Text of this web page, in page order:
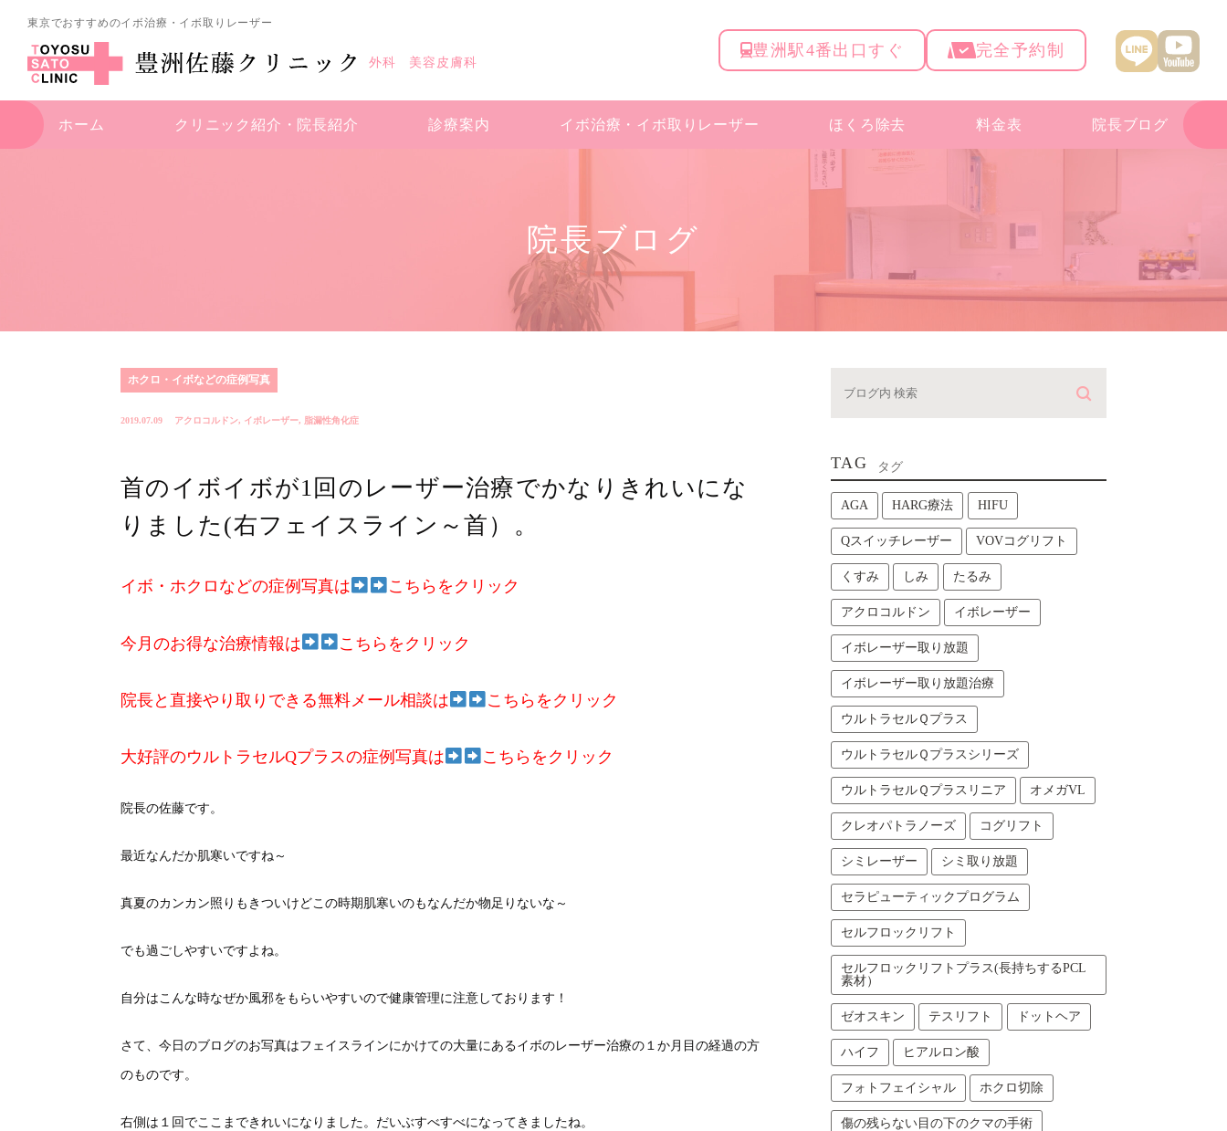
東京でおすすめのイボ治療・イボ取りレーザー
外科 美容皮膚科
豊洲駅4番出口すぐ 完全予約制
ホーム クリニック紹介・ 院長紹介 診療案内 イボ治療・ イボ取りレーザー ほくろ除去 料金表 院長ブログ
院長ブログ
ホクロ・イボなどの症例写真
2019.07.09 アクロコルドン, イボレーザー, 脂漏性角化症
首のイボイボが1回のレーザー治療でかなりきれいにな
りました(右フェイスライン～首）。
イボ・ホクロなどの症例写真は こちらをクリック
今月のお得な治療情報は こちらをクリック
院長と直接やり取りできる無料メール相談は こちらをクリック
大好評のウルトラセルQプラスの症例写真は こちらをクリック
院長の佐藤です。
最近なんだか肌寒いですね～
真夏のカンカン照りもきついけどこの時期肌寒いのもなんだか物足りないな～
でも過ごしやすいですよね。
自分はこんな時なぜか風邪をもらいやすいので健康管理に注意しております！
さて、今日のブログのお写真はフェイスラインにかけての大量にあるイボのレーザー治療の１か月目の経過の方
のものです。
右側は１回でここまできれいになりました。だいぶすべすべになってきましたね。
TAG タグ
AGA HARG療法 HIFU
Qスイッチレーザー VOVコグリフト
くすみ しみ たるみ
アクロコルドン イボレーザー
イボレーザー取り放題
イボレーザー取り放題治療
ウルトラセルＱプラス
ウルトラセルＱプラスシリーズ
ウルトラセルＱプラスリニア オメガVL
クレオパトラノーズ コグリフト
シミレーザー シミ取り放題
セラピューティックプログラム
セルフロックリフト
セルフロックリフトプラス(長持ちするPCL
素材）
ゼオスキン テスリフト ドットヘア
ハイフ ヒアルロン酸
フォトフェイシャル ホクロ切除
傷の残らない目の下のクマの手術